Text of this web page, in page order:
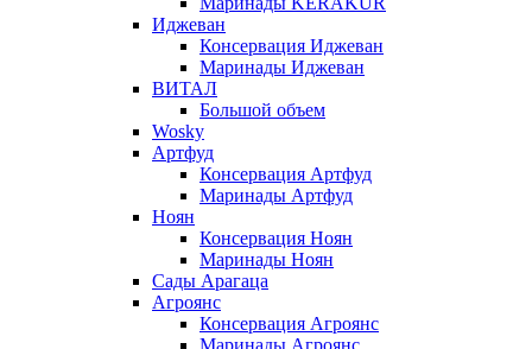
Иджеван
Консервация Иджеван
Маринады Иджеван
ВИТАЛ
Большой объем
Wosky
Артфуд
Консервация Артфуд
Маринады Артфуд
Ноян
Консервация Ноян
Маринады Ноян
Сады Арагаца
Агроянс
Консервация Агроянс
Маринады Агроянс